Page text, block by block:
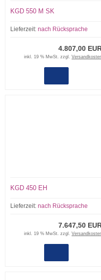
KGD 550 M SK
Lieferzeit: nach Rücksprache
4.807,00
inkl. 19 % MwSt. zzgl.
KGD 450 EH
Lieferzeit: nach Rücksprache
7.647,50
inkl. 19 % MwSt. zzgl.